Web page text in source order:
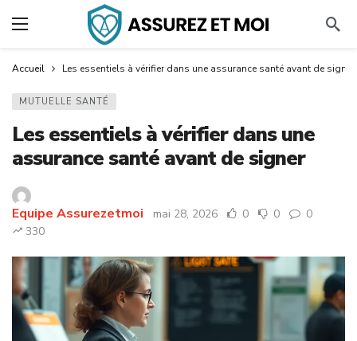
Accueil Les essentiels à vérifier dans une assurance santé avant de signer
MUTUELLE SANTÉ
Les essentiels à vérifier dans une
assurance santé avant de signer
Equipe Assurezetmoi mai 28, 2026 0 0
0
330